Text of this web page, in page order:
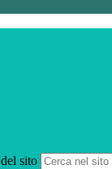
sito